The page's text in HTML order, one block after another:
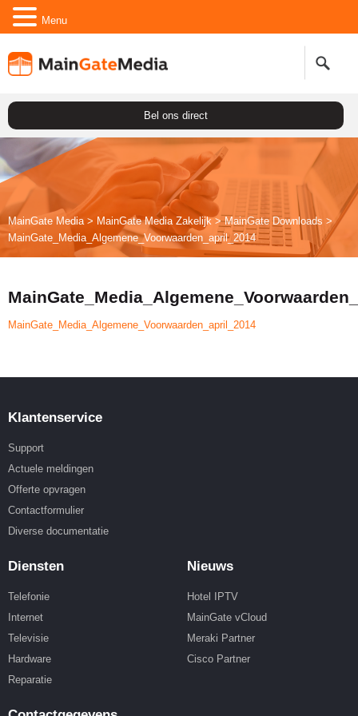
Bel ons direct
MainGate Media> MainGate Media Zakelijk>MainGate Downloads >
MainGate_Media_Algemene_Voorwaarden_april_2014
MainGate_Media_Algemene_Voorwaarden_april_2014
Klantenservice
Support
Actuele meldingen
Offerte opvragen
Contactformulier
Diverse documentatie
Diensten
Telefonie
Internet
Televisie
Hardware
Reparatie
Nieuws
Hotel IPTV
MainGate vCloud
Meraki Partner
Cisco Partner
Menu